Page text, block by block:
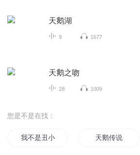
天鹅湖
9 1677
天鹅之吻
28 1009
您是不是在找：
我不是丑小鸭 天鹅传说